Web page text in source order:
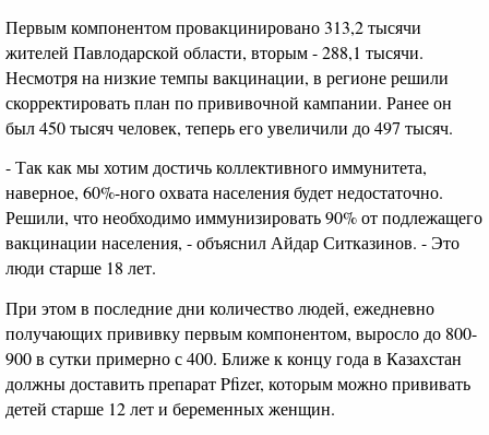
Первым компонентом провакцинировано 313,2 тысячи
жителей Павлодарской области, вторым - 288,1 тысячи.
Несмотря на низкие темпы вакцинации, в регионе решили
скорректировать план по прививочной кампании. Ранее он
был 450 тысяч человек, теперь его увеличили до 497 тысяч.
- Так как мы хотим достичь коллективного иммунитета,
наверное, 60%-ного охвата населения будет недостаточно.
Решили, что необходимо иммунизировать 90% от подлежащего
вакцинации населения, - объяснил Айдар Ситказинов. - Это
люди старше 18 лет.
При этом в последние дни количество людей, ежедневно
получающих прививку первым компонентом, выросло до 800-
900 в сутки примерно с 400. Ближе к концу года в Казахстан
должны доставить препарат Pfizer, которым можно прививать
детей старше 12 лет и беременных женщин.